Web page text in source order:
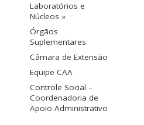
Laboratórios e
Núcleos »
Órgãos
Suplementares
Câmara de Extensão
Equipe CAA
Controle Social –
Coordenadoria de
Apoio Administrativo